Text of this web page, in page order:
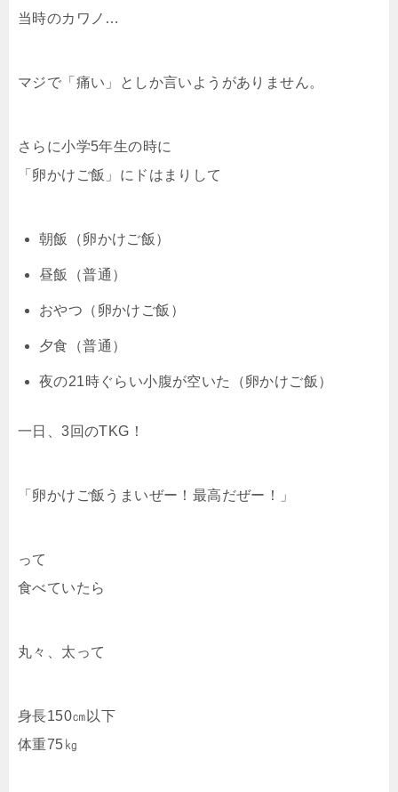
当時のカワノ…
マジで「痛い」としか言いようがありません。
さらに小学5年生の時に
「卵かけご飯」にドはまりして
朝飯（卵かけご飯）
昼飯（普通）
おやつ（卵かけご飯）
夕食（普通）
夜の21時ぐらい小腹が空いた（卵かけご飯）
一日、3回のTKG！
「卵かけご飯うまいぜー！最高だぜー！」
って
食べていたら
丸々、太って
身長150㎝以下
体重75㎏